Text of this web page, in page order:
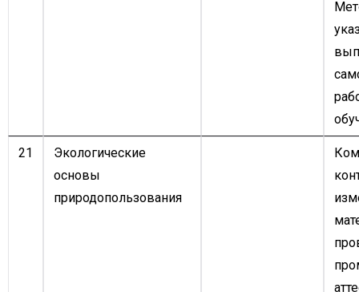
21
Экологические
основы
природопользования